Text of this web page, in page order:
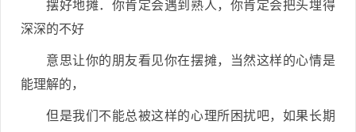
摆好地摊．你肯定会遇到熟人，你肯定会把头埋得
深深的不好
意思让你的朋友看见你在摆摊，当然这样的心情是
能理解的，
但是我们不能总被这样的心理所困扰吧，如果长期